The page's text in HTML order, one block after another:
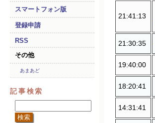
スマートフォン版
登録申請
RSS
その他
あまあど
記事検索
21:41:13
21:30:35
19:40:00
18:20:41
14:31:41